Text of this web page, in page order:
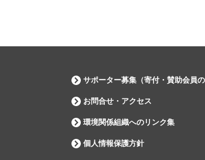
サポーター募集（寄付・賛助会員の
お問合せ・アクセス
環境関係組織へのリンク集
個人情報保護方針